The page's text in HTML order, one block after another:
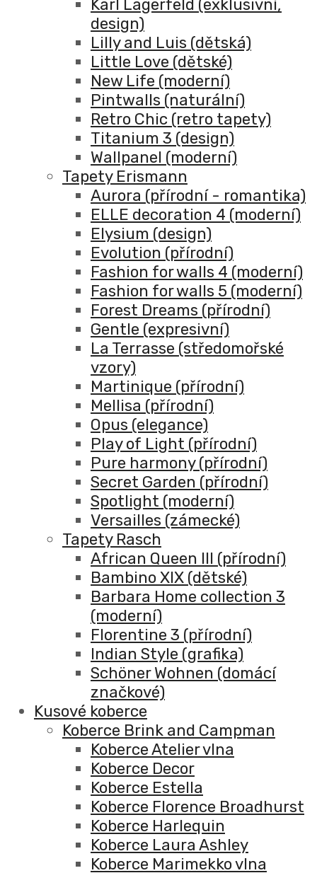
Karl Lagerfeld (exklusivní,
design)
Lilly and Luis (dětská)
Little Love (dětské)
New Life (moderní)
Pintwalls (naturální)
Retro Chic (retro tapety)
Titanium 3 (design)
Wallpanel (moderní)
Tapety Erismann
Aurora (přírodní - romantika)
ELLE decoration 4 (moderní)
Elysium (design)
Evolution (přírodní)
Fashion for walls 4 (moderní)
Fashion for walls 5 (moderní)
Forest Dreams (přírodní)
Gentle (expresivní)
La Terrasse (středomořské
vzory)
Martinique (přírodní)
Mellisa (přírodní)
Opus (elegance)
Play of Light (přírodní)
Pure harmony (přírodní)
Secret Garden (přírodní)
Spotlight (moderní)
Versailles (zámecké)
Tapety Rasch
African Queen III (přírodní)
Bambino XIX (dětské)
Barbara Home collection 3
(moderní)
Florentine 3 (přírodní)
Indian Style (grafika)
Schöner Wohnen (domácí
značkové)
Kusové koberce
Koberce Brink and Campman
Koberce Atelier vlna
Koberce Decor
Koberce Estella
Koberce Florence Broadhurst
Koberce Harlequin
Koberce Laura Ashley
Koberce Marimekko vlna